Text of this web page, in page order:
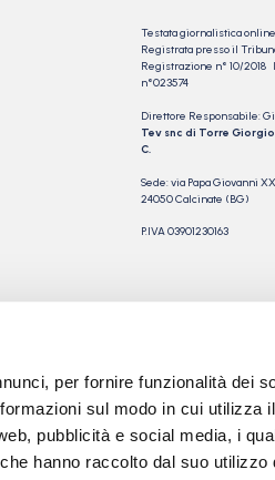
per fornire funzionalità dei
sul modo in cui utilizza
pubblicità e social media, i
hanno raccolto dal suo utilizzo
Testata giornalistica online
Registrata presso il
Registrazione n° 10/2018
n°023574
Direttore Responsabile:
Tev snc di Torre
C.
Sede: via Papa Giovanni
24050 Calcinate (BG)
P.IVA 03901230163